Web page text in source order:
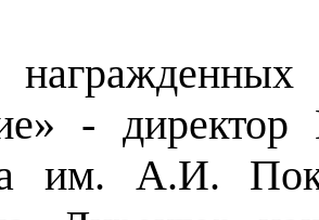
- директор
им. А.И.